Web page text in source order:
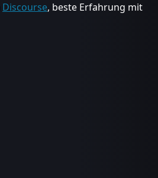
Discourse, beste Erfahrung mit